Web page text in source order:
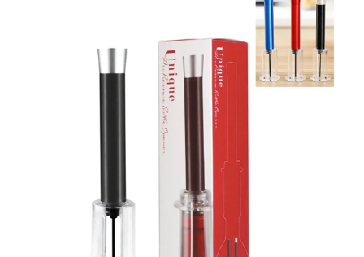
Decanter
Bảo quản rượu vang